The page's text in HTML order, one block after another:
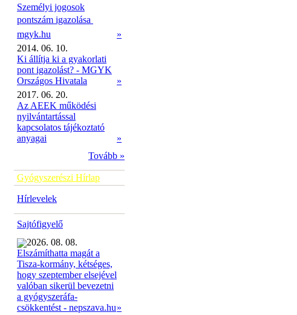
Személyi jogosok
pontszám igazolása 
mgyk.hu
»
2014. 06. 10.
Ki állítja ki a gyakorlati
pont igazolást? - MGYK
Országos Hivatala
»
2017. 06. 20.
Az AEEK működési
nyilvántartással
kapcsolatos tájékoztató
anyagai
»
Tovább »
Gyógyszerészi Hírlap
Hírlevelek
Sajtófigyelő
2026. 08. 08.
Elszámíthatta magát a
Tisza-kormány, kétséges,
hogy szeptember elsejével
valóban sikerül bevezetni
a gyógyszeráfa-
csökkentést - nepszava.hu»